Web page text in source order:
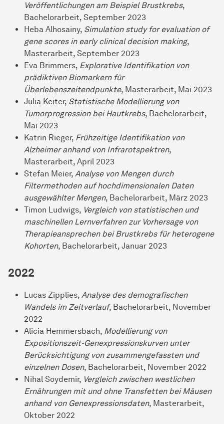
Veröffentlichungen am Beispiel Brustkrebs,
Bachelorarbeit, September 2023
Heba Alhosainy, Simulation study for evaluation of
gene scores in early clinical decision making,
Masterarbeit, September 2023
Eva Brimmers, Explorative Identifikation von
prädiktiven Biomarkern für
Überlebenszeitendpunkte, Masterarbeit, Mai 2023
Julia Keiter, Statistische Modellierung von
Tumorprogression bei Hautkrebs, Bachelorarbeit,
Mai 2023
Katrin Rieger, Frühzeitige Identifikation von
Alzheimer anhand von Infrarotspektren,
Masterarbeit, April 2023
Stefan Meier, Analyse von Mengen durch
Filtermethoden auf hochdimensionalen Daten
ausgewählter Mengen, Bachelorarbeit, März 2023
Timon Ludwigs, Vergleich von statistischen und
maschinellen Lernverfahren zur Vorhersage von
Therapieansprechen bei Brustkrebs für heterogene
Kohorten, Bachelorarbeit, Januar 2023
2022
Lucas Zipplies, Analyse des demografischen
Wandels im Zeitverlauf, Bachelorarbeit, November
2022
Alicia Hemmersbach, Modellierung von
Expositionszeit-Genexpressionskurven unter
Berücksichtigung von zusammengefassten und
einzelnen Dosen, Bachelorarbeit, November 2022
Nihal Soydemir, Vergleich zwischen westlichen
Ernährungen mit und ohne Transfetten bei Mäusen
anhand von Genexpressionsdaten, Masterarbeit,
Oktober 2022